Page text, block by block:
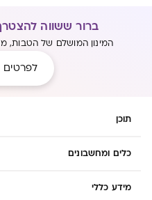
ברור ששווה
המינון המושלם של הטבות,
לפרטים
תוכן
כלים ומחשבונים
מידע כללי